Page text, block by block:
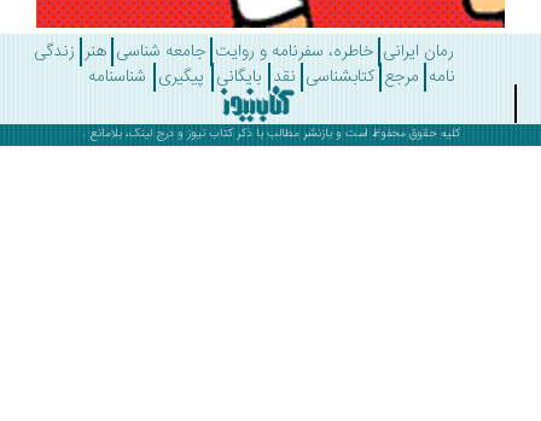
رمان ایرانی خاطره، سفرنامه و روایت جامعه شناسی هنر زندگی
مرجع کتابشناسی نقد بایگانی پیگیری شناسنامه
کلیه حقوق محفوظ است و بازنشر مطالب با ذکرکتاب نیوز و درج لینک، بلامانع .